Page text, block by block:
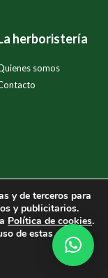
herboristería
somos
de privacidad
Accesibilidad
y de terceros para
y publicitarios.
Política de cookies.
de estas cookies.